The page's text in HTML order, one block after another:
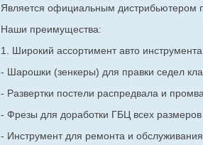
Является официальным дистрибьютером
Наши преимущества:
1. Широкий ассортимент авто
- Шарошки (зенкеры) для правки седел
- Развертки постели распредвала и
- Фрезы для доработки ГБЦ всех размеров
- Инструмент для ремонта и